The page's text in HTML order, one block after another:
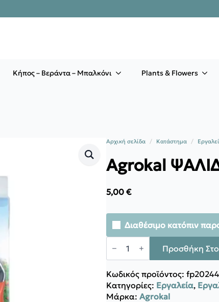
Κήπος – Βεράντα – Μπαλκόνι Plants & Flowers
Αρχική σελίδα Κατάστημα
Agrokal
5,00 €
Διαθέσιμο κατόπιν
Agrokal
ΨΑΛΙΔΙ
15
ποσότητα
Προσθήκη
Κωδικός προϊόντος:
Κατηγορίες: Εργαλεία,
Μάρκα: Agrokal